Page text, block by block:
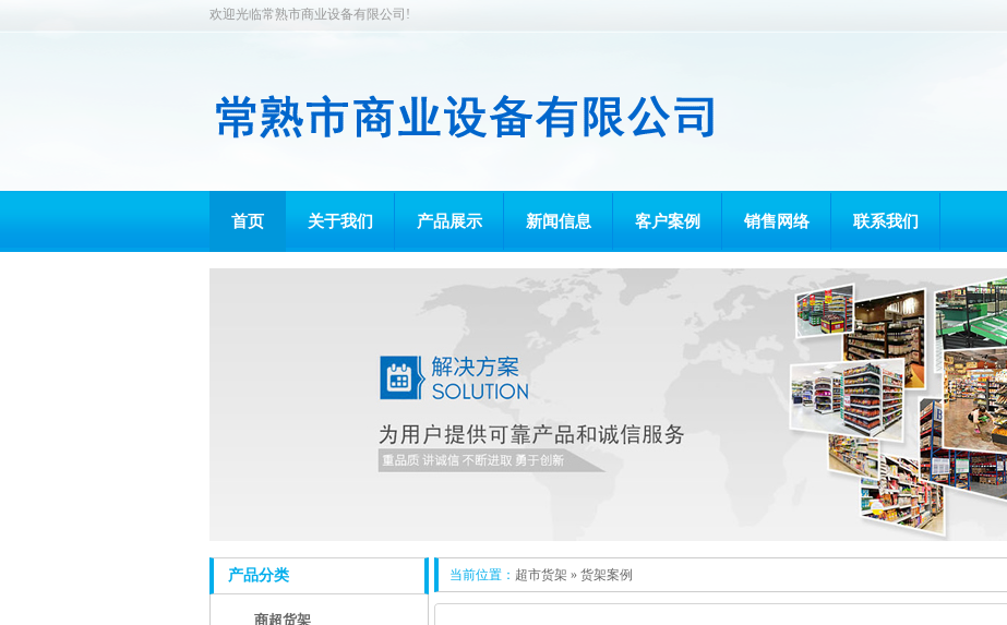
欢迎光临常熟市商业设备有限公司!
首页 关于我们 产品展示 新闻信息 客户案例 销售网络 联系我们
产品分类
商超货架
当前位置： 超市货架 » 货架案例